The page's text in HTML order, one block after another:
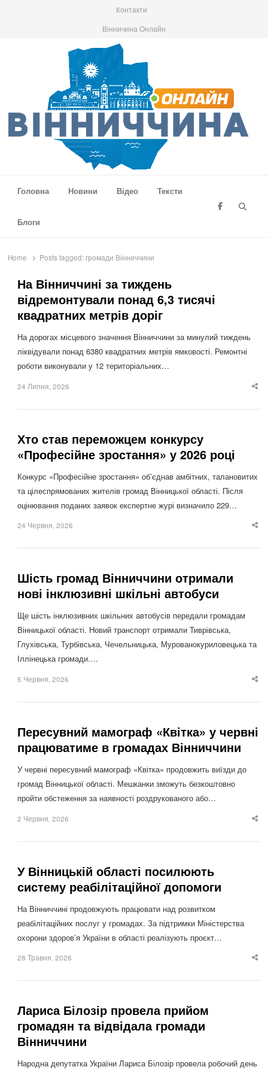
Контакти
Вінничина Онлайн
Головна
Новини Відео Тексти
Блоги
Home Posts tagged: громади Вінниччини
На Вінниччині за тиждень
відремонтували понад 6,3 тисячі
квадратних метрів доріг
На дорогах місцевого значення Вінниччини за минулий тиждень
ліквідували понад 6380 квадратних метрів ямковості. Ремонтні
роботи виконували у 12 територіальних…
24 Липня, 2026
Хто став переможцем конкурсу
«Професійне зростання» у 2026 році
Конкурс «Професійне зростання» об’єднав амбітних, талановитих
та цілеспрямованих жителів громад Вінницької області. Після
оцінювання поданих заявок експертне журі визначило 229…
24 Червня, 2026
Шість громад Вінниччини отримали
нові інклюзивні шкільні автобуси
Ще шість інклюзивних шкільних автобусів передали громадам
Вінницької області. Новий транспорт отримали Тиврівська,
Глухівська, Турбівська, Чечельницька, Мурованокуриловецька та
Іллінецька громади.…
5 Червня, 2026
Пересувний мамограф «Квітка» у червні
працюватиме в громадах Вінниччини
У червні пересувний мамограф «Квітка» продовжить виїзди до
громад Вінницької області. Мешканки зможуть безкоштовно
пройти обстеження за наявності роздрукованого або…
2 Червня, 2026
У Вінницькій області посилюють
систему реабілітаційної допомоги
На Вінниччині продовжують працювати над розвитком
реабілітаційних послуг у громадах. За підтримки Міністерства
охорони здоров’я України в області реалізують проєкт…
28 Травня, 2026
Лариса Білозір провела прийом
громадян та відвідала громади
Вінниччини
Народна депутатка України Лариса Білозір провела робочий день